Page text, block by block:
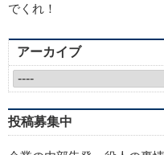
でくれ！
アーカイブ
投稿募集中